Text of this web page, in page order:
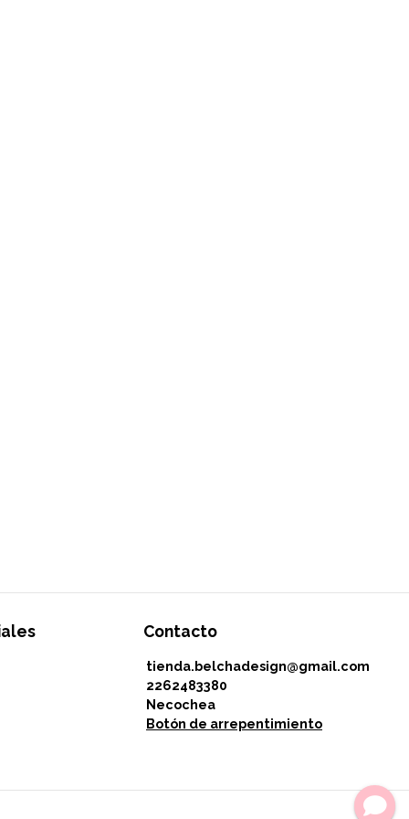
Contacto
tienda.belchadesign@gmail.com
2262483380
Necochea
Botón de arrepentimiento